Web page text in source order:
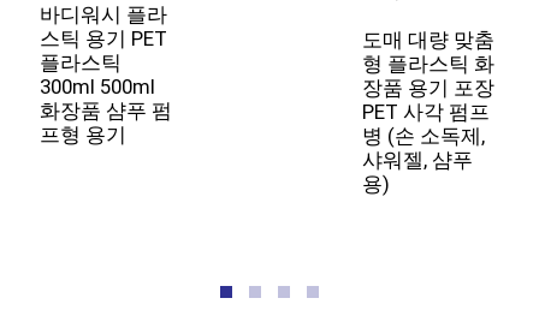
바디워시 플라
스틱 용기 PET
플라스틱
300ml 500ml
화장품 샴푸 펌
프형 용기
도매 대량 맞춤
형 플라스틱 화
장품 용기 포장
PET 사각 펌프
병 (손 소독제,
샤워젤, 샴푸
용)